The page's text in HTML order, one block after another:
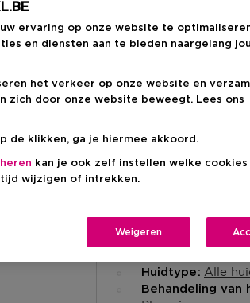
Levering aan huis
Op voorraad-
Ophalen in een
Ophalen in een
Selecteer een
Korte
Huidtype Alle
Behandeling van
ervaring op onze website te
en diensten aan te bieden naargelang
het verkeer op onze website en
zich door onze website beweegt. Lees ons
de klikken, ga je hiermee akkoord.
kan je ook zelf instellen welke cookies
wijzigen of intrekken.
Weigeren